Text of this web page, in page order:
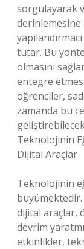
sorgulayarak
derinlemesine
tutar. Bu
olmasını
entegre
öğrenciler,
zamanda bu
Teknolojinin
Dijital Araçlar
Teknolojinin
büyümektedir.
dijital araçlar,
devrim
etkinlikler,